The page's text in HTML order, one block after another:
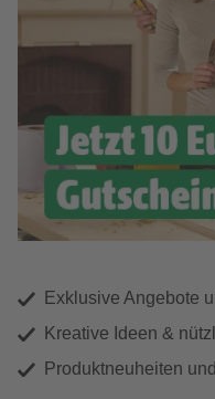
Exklusive Angebote
Kreative Ideen &
Produktneuheiten